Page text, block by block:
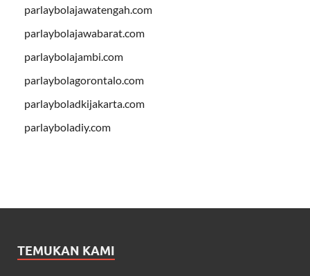
parlaybolajawatengah.com
parlaybolajawabarat.com
parlaybolajambi.com
parlaybolagorontalo.com
parlayboladkijakarta.com
parlayboladiy.com
TEMUKAN KAMI